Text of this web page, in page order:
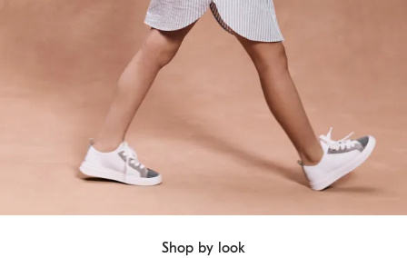
Shop by look